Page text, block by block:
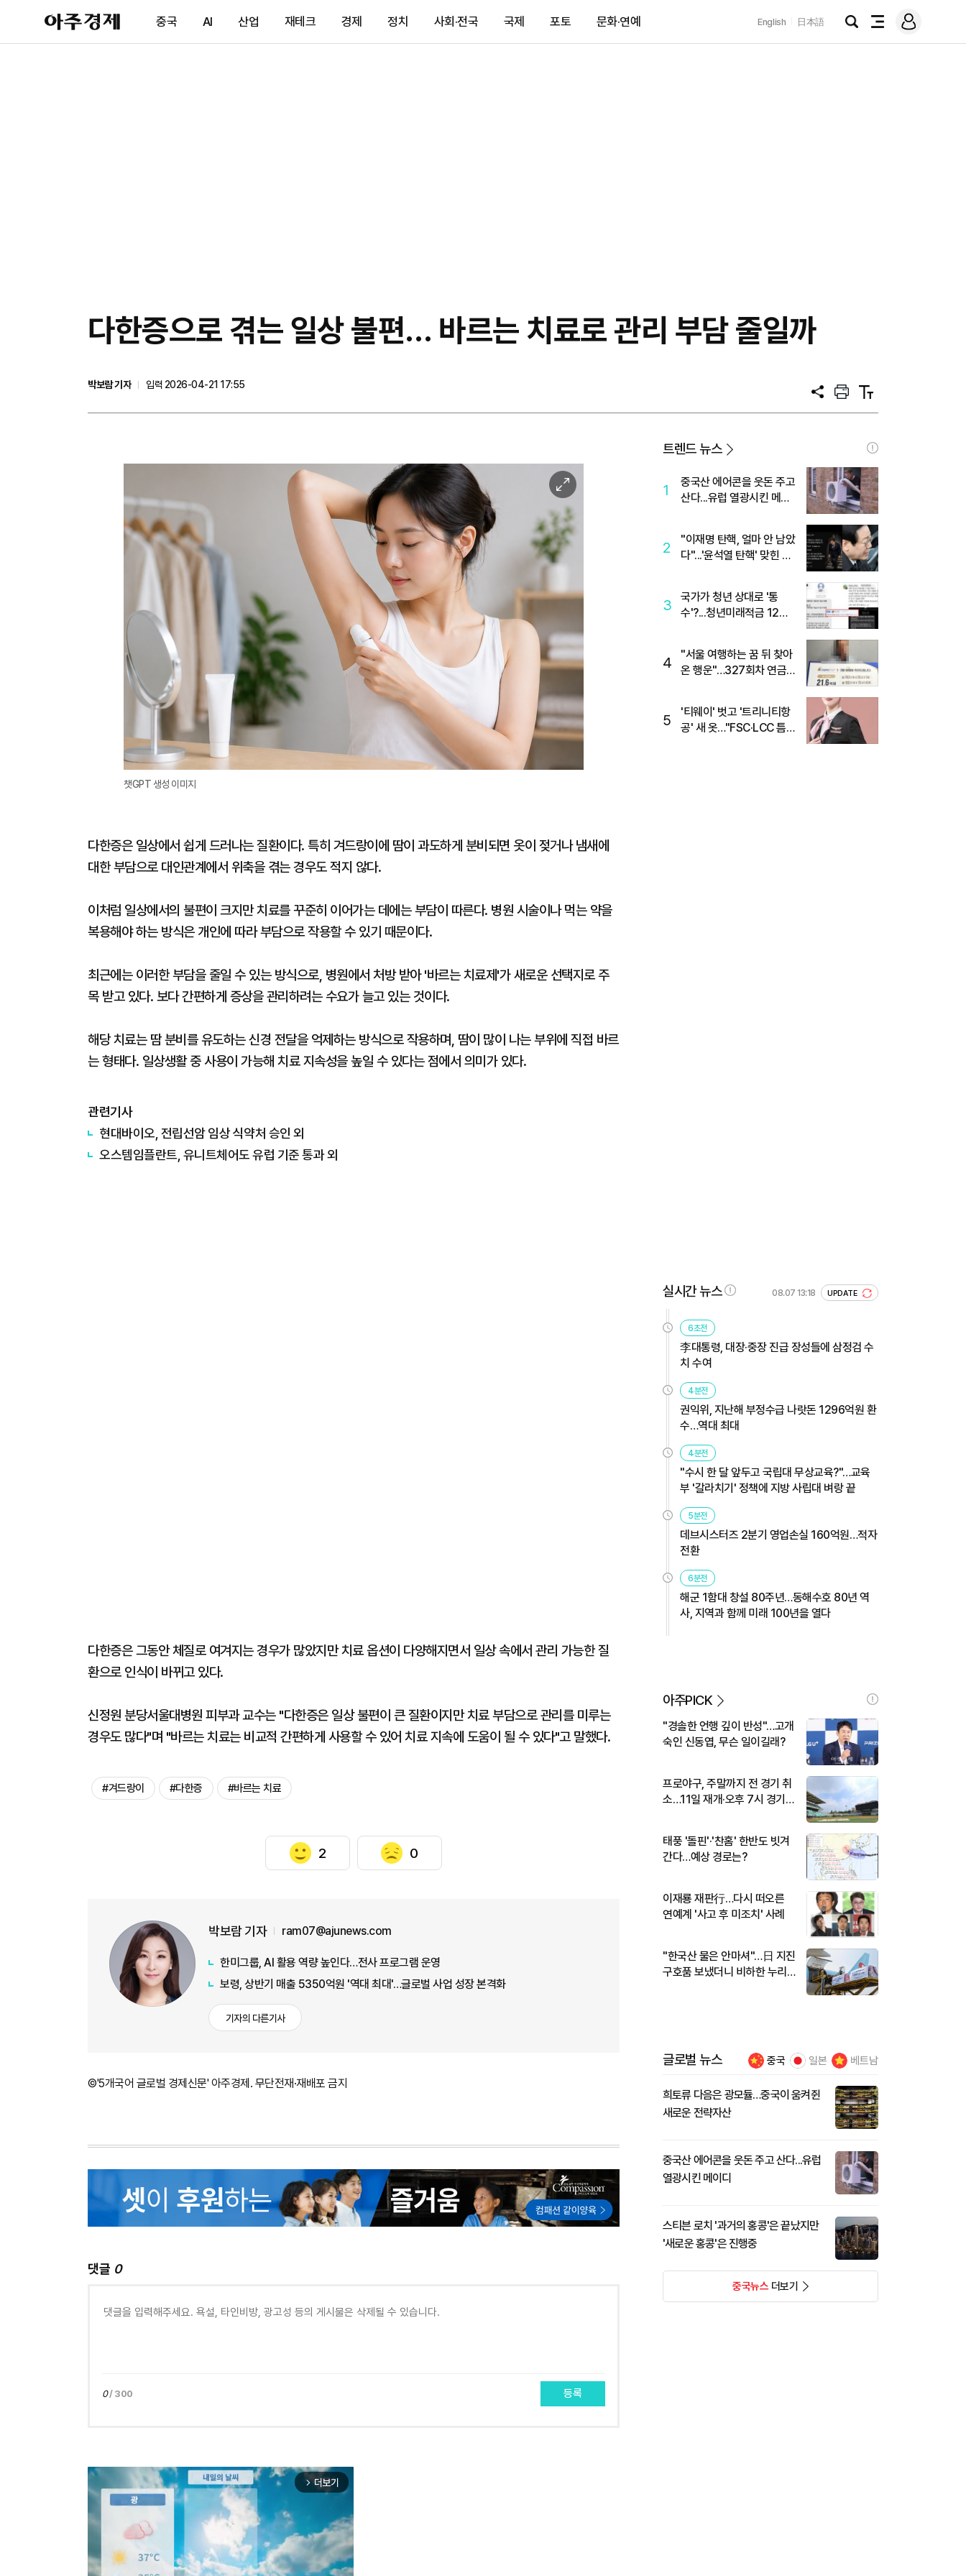
아
주
제
중국 AI 산업 재테크 경제 정치 사회·전국 국제 포토 문화·연예 English 日本語
검
전
메
그
다한증으로 겪는 일상 불편… 바르는 치료로 관리 부담 줄일까
박보람 기자
입력 2026-04-21 17:55
공
프
트
텍
트
이
미
지
확
대
챗GPT 생성 이미지
다한증은 일상에서 쉽게 드러나는 질환이다. 특히 겨드랑이에 땀이 과도하게 분비되면 옷이 젖거나 냄새에
대한 부담으로 대인관계에서 위축을 겪는 경우도 적지 않다.
이처럼 일상에서의 불편이 크지만 치료를 꾸준히 이어가는 데에는 부담이 따른다. 병원 시술이나 먹는 약을
복용해야 하는 방식은 개인에 따라 부담으로 작용할 수 있기 때문이다.
최근에는 이러한 부담을 줄일 수 있는 방식으로, 병원에서 처방 받아 '바르는 치료제'가 새로운 선택지로 주
목 받고 있다. 보다 간편하게 증상을 관리하려는 수요가 늘고 있는 것이다.
해당 치료는 땀 분비를 유도하는 신경 전달을 억제하는 방식으로 작용하며, 땀이 많이 나는 부위에 직접 바르
는 형태다. 일상생활 중 사용이 가능해 치료 지속성을 높일 수 있다는 점에서 의미가 있다.
관련기사
현대바이오, 전립선암 임상 식약처 승인 외
오스템임플란트, 유니트체어도 유럽 기준 통과 외
​​​​​다한증은 그동안 체질로 여겨지는 경우가 많았지만 치료 옵션이 다양해지면서 일상 속에서 관리 가능한 질
환으로 인식이 바뀌고 있다.
신정원 분당서울대병원 피부과 교수는 "다한증은 일상 불편이 큰 질환이지만 치료 부담으로 관리를 미루는
경우도 많다"며 "바르는 치료는 비교적 간편하게 사용할 수 있어 치료 지속에 도움이 될 수 있다"고 말했다.
#겨드랑이 #다한증 #바르는 치료
2 0
박보람 기자 ram07@ajunews.com
한미그룹, AI 활용 역량 높인다…전사 프로그램 운영
보령, 상반기 매출 5350억원 '역대 최대'…글로벌 사업 성장 본격화
기자의 다른기사
©'5개국어 글로벌 경제신문' 아주경제. 무단전재·재배포 금지
댓글 0
0/ 300 등록
arrow_forward_ios 더보기
트렌드 뉴스
1
중국산 에어콘을 웃돈 주고
산다...유럽 열광시킨 메이
2
"이재명 탄핵, 얼마 안 남았
다"...'윤석열 탄핵' 맞힌 무
3
국가가 청년 상대로 '통
수'?...청년미래적금 12%
4
"서울 여행하는 꿈 뒤 찾아
온 행운"…327회차 연금
5
'티웨이' 벗고 '트리니티항
공' 새 옷…"FSC·LCC 틈
실시간 뉴스 08.07 13:18 UPDATE
6초전
李대통령, 대장·중장 진급 장성들에 삼정검 수
치 수여
4분전
권익위, 지난해 부정수급 나랏돈 1296억원 환
수…역대 최대
4분전
"수시 한 달 앞두고 국립대 무상교육?"…교육
부 '갈라치기' 정책에 지방 사립대 벼랑 끝
5분전
데브시스터즈 2분기 영업손실 160억원…적자
전환
6분전
해군 1함대 창설 80주년…동해수호 80년 역
사, 지역과 함께 미래 100년을 열다
아주PICK
"경솔한 언행 깊이 반성"…고개
숙인 신동엽, 무슨 일이길래?
프로야구, 주말까지 전 경기 취
소…11일 재개·오후 7시 경기
태풍 '돌핀'·'찬홈' 한반도 빗겨
간다…예상 경로는?
이재룡 재판行…다시 떠오른
연예계 '사고 후 미조치' 사례
"한국산 물은 안마셔"…日 지진
구호품 보냈더니 비하한 누리
글로벌 뉴스 중국 일본 베트남
희토류 다음은 광모듈…중국이 움켜쥔
새로운 전략자산
중국산 에어콘을 웃돈 주고 산다...유럽
열광시킨 메이디
스티븐 로치 '과거의 홍콩'은 끝났지만
'새로운 홍콩'은 진행중
중국뉴스더보기